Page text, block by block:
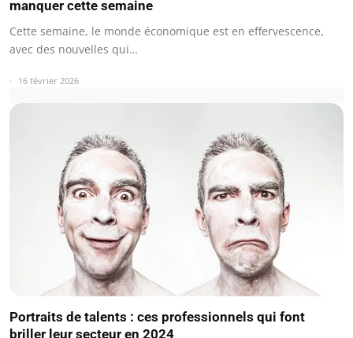
manquer cette semaine
Cette semaine, le monde économique est en effervescence,
avec des nouvelles qui…
16 février 2026
Portraits de talents : ces professionnels qui font
briller leur secteur en 2024